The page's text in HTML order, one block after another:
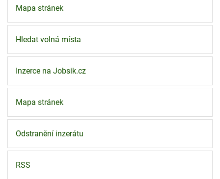
Mapa stránek
Hledat volná místa
Inzerce na Jobsik.cz
Mapa stránek
Odstranění inzerátu
RSS